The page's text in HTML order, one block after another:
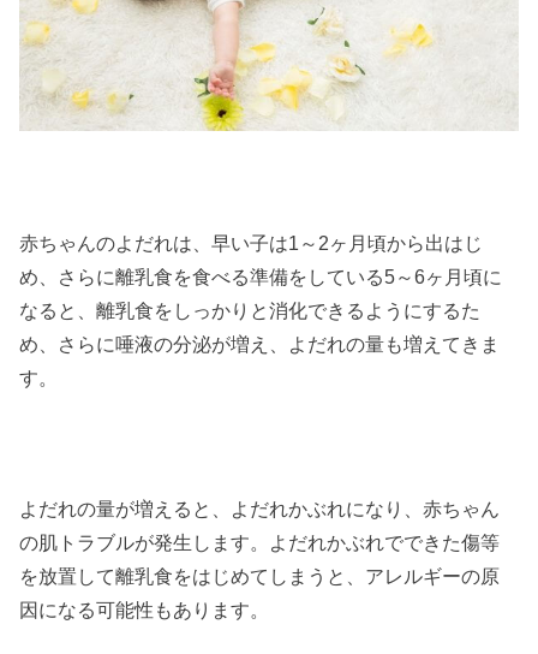
赤ちゃんのよだれは、早い子は1～2ヶ月頃から出はじ
め、さらに離乳食を食べる準備をしている5～6ヶ月頃に
なると、離乳食をしっかりと消化できるようにするた
め、さらに唾液の分泌が増え、よだれの量も増えてきま
す。
よだれの量が増えると、よだれかぶれになり、赤ちゃん
の肌トラブルが発生します。よだれかぶれでできた傷等
を放置して離乳食をはじめてしまうと、アレルギーの原
因になる可能性もあります。